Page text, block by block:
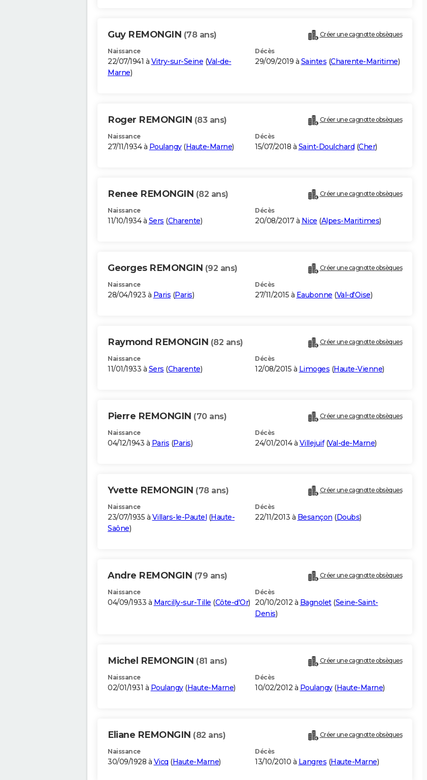
Guy REMONGIN (78 ans) Créer une cagnotte obsèques
Naissance
22/07/1941 à Vitry-sur-Seine (Val-de-
Marne)
Décès
29/09/2019 à Saintes (Charente-Maritime)
Roger REMONGIN (83 ans) Créer une cagnotte obsèques
Naissance
27/11/1934 à Poulangy(Haute-Marne)
Décès
15/07/2018 à Saint-Doulchard (Cher)
Renee REMONGIN (82 ans) Créer une cagnotte obsèques
Naissance
11/10/1934 à Sers (Charente)
Décès
20/08/2017 à Nice (Alpes-Maritimes)
Georges REMONGIN (92 ans) Créer une cagnotte obsèques
Naissance
28/04/1923 à Paris (Paris)
Décès
27/11/2015 à Eaubonne (Val-d'Oise)
Raymond REMONGIN (82 ans) Créer une cagnotte obsèques
Naissance
11/01/1933 à Sers (Charente)
Décès
12/08/2015 à Limoges (Haute-Vienne)
Pierre REMONGIN (70 ans) Créer une cagnotte obsèques
Naissance
04/12/1943 à Paris (Paris)
Décès
24/01/2014 à Villejuif(Val-de-Marne)
Yvette REMONGIN (78 ans) Créer une cagnotte obsèques
Naissance
23/07/1935 à Villars-le-Pautel (Haute-
Saône)
Décès
22/11/2013 à Besançon (Doubs)
Andre REMONGIN (79 ans) Créer une cagnotte obsèques
Naissance
04/09/1933 à Marcilly-sur-Tille (Côte-d'Or)
Décès
20/10/2012 à Bagnolet(Seine-Saint-
Denis)
Michel REMONGIN (81 ans) Créer une cagnotte obsèques
Naissance
02/01/1931 à Poulangy(Haute-Marne)
Décès
10/02/2012 à Poulangy(Haute-Marne)
Eliane REMONGIN (82 ans) Créer une cagnotte obsèques
Naissance
30/09/1928 à Vicq (Haute-Marne)
Décès
13/10/2010 à Langres (Haute-Marne)